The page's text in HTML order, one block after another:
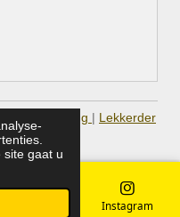
site gaat u
Verklaring | Lekkerder
Instagram